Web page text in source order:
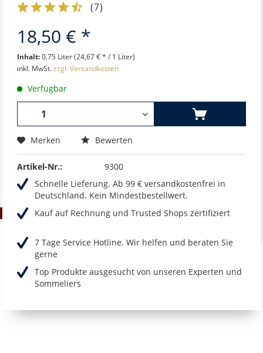
(7)
18,50 € *
Inhalt:0.75 Liter (24,67 € * / 1 Liter)
inkl. MwSt.zzgl. Versandkosten
Verfügbar
Merken Bewerten
Artikel-Nr.:
9300
Schnelle Lieferung. Ab 99 € versandkostenfrei in
Deutschland. Kein Mindestbestellwert.
Kauf auf Rechnung und Trusted Shops zertifiziert
7 Tage Service Hotline. Wir helfen und beraten Sie
gerne
Top Produkte ausgesucht von unseren Experten und
Sommeliers